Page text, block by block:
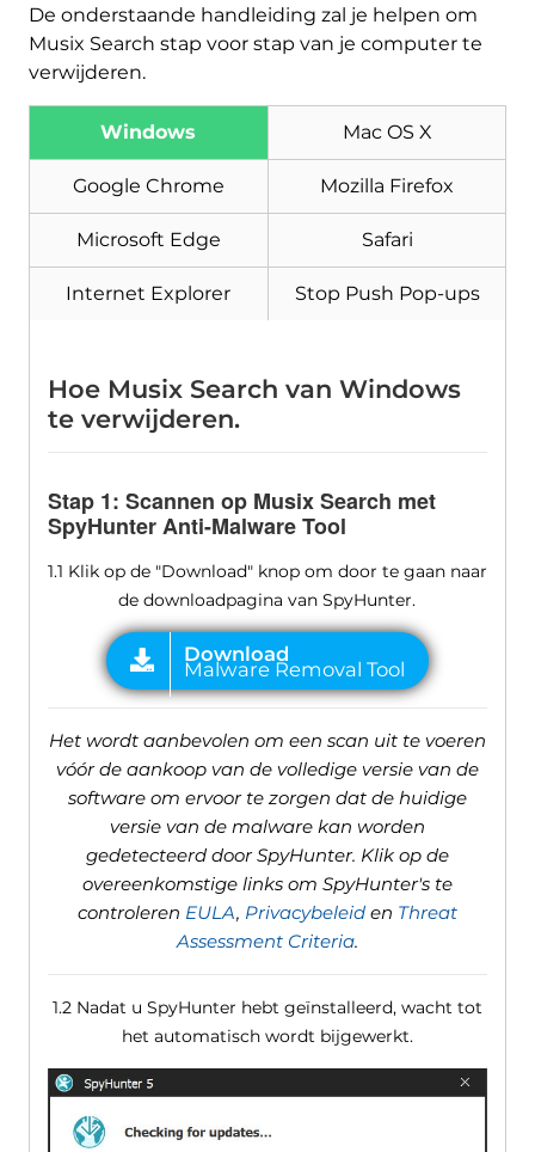
De onderstaande handleiding zal je helpen om
Musix Search stap voor stap van je computer te
verwijderen.
Windows Mac OS X
Google Chrome Mozilla Firefox
Microsoft Edge Safari
Internet Explorer Stop Push Pop-ups
Hoe Musix Search van Windows
te verwijderen.
Stap 1: Scannen op Musix Search met
SpyHunter Anti-Malware Tool
1.1 Klik op de "Download" knop om door te gaan naar
de downloadpagina van SpyHunter.
Download
Malware Removal Tool
Het wordt aanbevolen om een ​​scan uit te voeren
vóór de aankoop van de volledige versie van de
software om ervoor te zorgen dat de huidige
versie van de malware kan worden
gedetecteerd door SpyHunter. Klik op de
overeenkomstige links om SpyHunter's te
controleren EULA, Privacybeleiden Threat
Assessment Criteria.
1.2 Nadat u SpyHunter hebt geïnstalleerd, wacht tot
het automatisch wordt bijgewerkt.